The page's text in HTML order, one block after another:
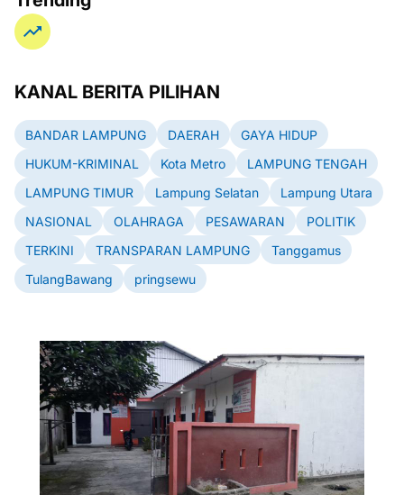
KANAL BERITA PILIHAN
BANDAR LAMPUNG DAERAH
GAYA HIDUP
HUKUM-KRIMINAL
Kota Metro
LAMPUNG TENGAH
LAMPUNG TIMUR
Lampung Selatan
Lampung Utara
NASIONAL
OLAHRAGA PESAWARAN
POLITIK
TERKINI
TRANSPARAN LAMPUNG
Tanggamus
TulangBawang
pringsewu